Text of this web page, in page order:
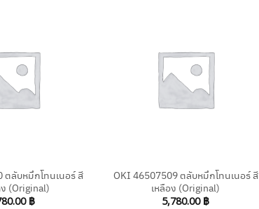
ตลับหมึกโทนเนอร์ สี
(Original)
฿
OKI 46507509 ตลับหมึกโทนเนอร์ สี
เหลือง (Original)
5,780.00 ฿